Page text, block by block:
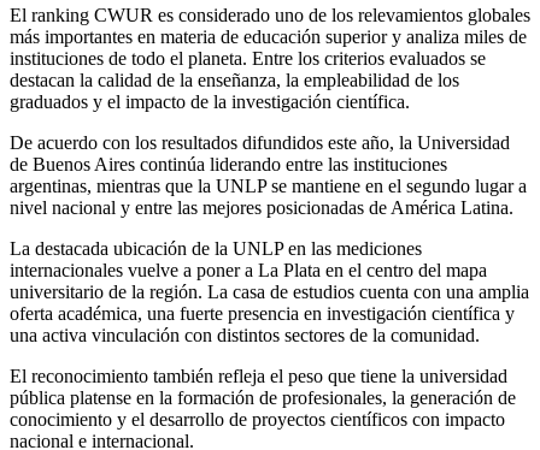
El ranking CWUR es considerado uno de los relevamientos globales
más importantes en materia de educación superior y analiza miles de
instituciones de todo el planeta. Entre los criterios evaluados se
destacan la calidad de la enseñanza, la empleabilidad de los
graduados y el impacto de la investigación científica.
De acuerdo con los resultados difundidos este año, la Universidad
de Buenos Aires continúa liderando entre las instituciones
argentinas, mientras que la UNLP se mantiene en el segundo lugar a
nivel nacional y entre las mejores posicionadas de América Latina.
La destacada ubicación de la UNLP en las mediciones
internacionales vuelve a poner a La Plata en el centro del mapa
universitario de la región. La casa de estudios cuenta con una amplia
oferta académica, una fuerte presencia en investigación científica y
una activa vinculación con distintos sectores de la comunidad.
El reconocimiento también refleja el peso que tiene la universidad
pública platense en la formación de profesionales, la generación de
conocimiento y el desarrollo de proyectos científicos con impacto
nacional e internacional.